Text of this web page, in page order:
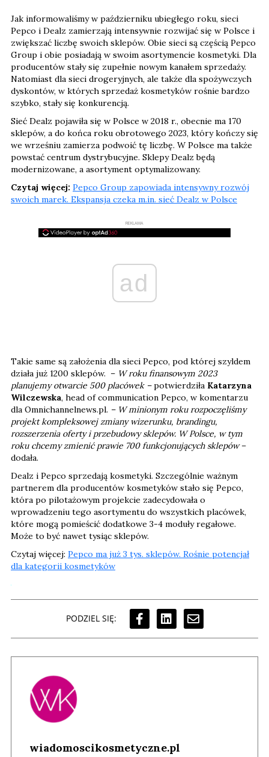
Jak informowaliśmy w październiku ubiegłego roku, sieci
Pepco i Dealz zamierzają intensywnie rozwijać się w Polsce i
zwiększać liczbę swoich sklepów. Obie sieci są częścią Pepco
Group i obie posiadają w swoim asortymencie kosmetyki. Dla
producentów stały się zupełnie nowym kanałem sprzedaży.
Natomiast dla sieci drogeryjnych, ale także dla spożywczych
dyskontów, w których sprzedaż kosmetyków rośnie bardzo
szybko, stały się konkurencją.
Sieć Dealz pojawiła się w Polsce w 2018 r., obecnie ma 170
sklepów, a do końca roku obrotowego 2023, który kończy się
we wrześniu zamierza podwoić tę liczbę. W Polsce ma także
powstać centrum dystrybucyjne. Sklepy Dealz będą
modernizowane, a asortyment optymalizowany.
Czytaj więcej: Pepco Group zapowiada intensywny rozwój
swoich marek. Ekspansja czeka m.in. sieć Dealz w Polsce
REKLAMA
ad
Takie same są założenia dla sieci Pepco, pod której szyldem
działa już 1200 sklepów. – W roku finansowym 2023
planujemy otwarcie 500 placówek –potwierdziła Katarzyna
Wilczewska, head of communication Pepco, w komentarzu
dla Omnichannelnews.pl. – W minionym roku rozpoczęliśmy
projekt kompleksowej zmiany wizerunku, brandingu,
rozszerzenia oferty i przebudowy sklepów. W Polsce, w tym
roku chcemy zmienić prawie 700 funkcjonujących sklepów–
dodała.
Dealz i Pepco sprzedają kosmetyki. Szczególnie ważnym
partnerem dla producentów kosmetyków stało się Pepco,
która po pilotażowym projekcie zadecydowała o
wprowadzeniu tego asortymentu do wszystkich placówek,
które mogą pomieścić dodatkowe 3-4 moduły regałowe.
Może to być nawet tysiąc sklepów.
Czytaj więcej: Pepco ma już 3 tys. sklepów. Rośnie potencjał
dla kategorii kosmetyków
PODZIEL SIĘ:
wiadomoscikosmetyczne.pl